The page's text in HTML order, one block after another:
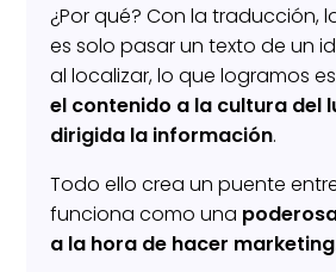
¿Por qué? Con la traducción,
es solo pasar un texto de un
al localizar, lo que logramos es
el contenido a la cultura del
dirigida la información.
Todo ello crea un puente
funciona como una
a la hora de hacer